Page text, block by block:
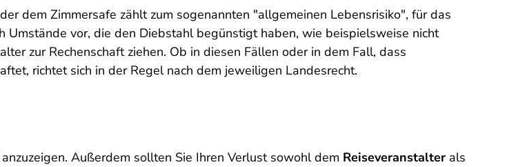
dem Zimmersafe zählt zum sogenannten "allgemeinen Lebensrisiko", für das
vor, die den Diebstahl begünstigt haben, wie beispielsweise nicht
zur Rechenschaft ziehen. Ob in diesen Fällen oder in dem Fall, dass
richtet sich in der Regel nach dem jeweiligen Landesrecht.
anzuzeigen. Außerdem sollten Sie Ihren Verlust sowohl dem Reiseveranstalter als